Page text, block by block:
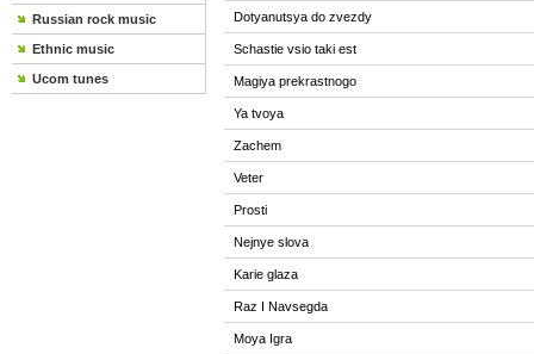
Russian rock music
Ethnic music
Ucom tunes
Dotyanutsya do zvezdy
Schastie vsio taki est
Magiya prekrastnogo
Ya tvoya
Zachem
Veter
Prosti
Nejnye slova
Karie glaza
Raz I Navsegda
Moya Igra